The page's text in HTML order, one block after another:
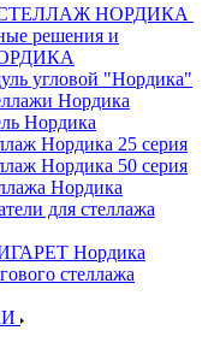
НОРДИКА
решения и
угловой "Нордика"
Нордика
Нордика
Нордика 25 серия
Нордика 50 серия
Нордика
для стеллажа
Нордика
стеллажа